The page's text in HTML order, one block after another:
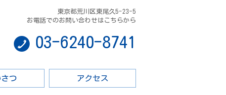
東京都荒川区東尾久5-23-5
お電話でのお問い合わせはこちらから
03-6240-8741
つ アクセス